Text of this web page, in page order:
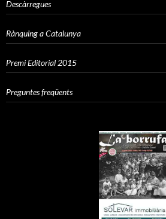
Descàrregues
Rànquing a Catalunya
Premi Editorial 2015
Preguntes freqüents